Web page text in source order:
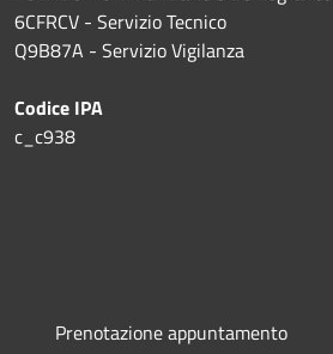
6CFRCV - Servizio Tecnico
Q9B87A - Servizio Vigilanza
Codice IPA
c_c938
Prenotazione appuntamento